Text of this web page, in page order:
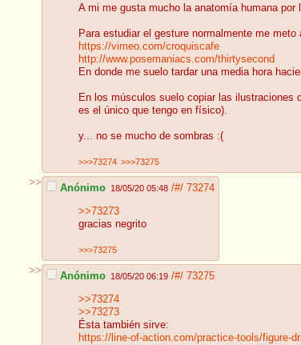
A mi me gusta mucho la anatomía humana
Para estudiar el gesture normalmente me meto
https://vimeo.com/croquiscafe
http://www.posemaniacs.com/thirtysecond
En donde me suelo tardar una media hora
En los músculos suelo copiar las ilustraciones
es el único que tengo en físico).
y... no se mucho de sombras :(
>>>73274 >>>73275
>> Anónimo 18/05/20 05:48 /#/ 73274
>>73273
gracias negrito
>>>73275
>> Anónimo 18/05/20 06:19 /#/ 73275
>>73274
>>73273
Ésta también sirve:
https://line-of-action.com/practice-tools/figure-